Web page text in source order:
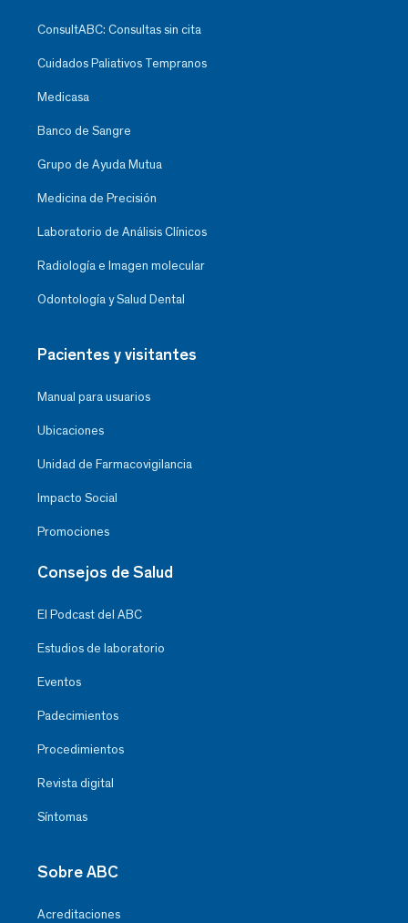
ConsultABC: Consultas sin cita
Cuidados Paliativos Tempranos
Medicasa
Banco de Sangre
Grupo de Ayuda Mutua
Medicina de Precisión
Laboratorio de Análisis Clínicos
Radiología e Imagen molecular
Odontología y Salud Dental
Pacientes y visitantes
Manual para usuarios
Ubicaciones
Unidad de Farmacovigilancia
Impacto Social
Promociones
Consejos de Salud
El Podcast del ABC
Estudios de laboratorio
Eventos
Padecimientos
Procedimientos
Revista digital
Síntomas
Sobre ABC
Acreditaciones